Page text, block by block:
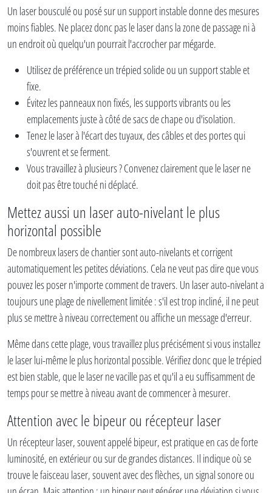
Un laser bousculé ou posé sur un support instable donne des mesures
moins fiables. Ne placez donc pas le laser dans la zone de passage ni à
un endroit où quelqu'un pourrait l'accrocher par mégarde.
Utilisez de préférence un trépied solide ou un support stable et
fixe.
Évitez les panneaux non fixés, les supports vibrants ou les
emplacements juste à côté de sacs de chape ou d'isolation.
Tenez le laser à l'écart des tuyaux, des câbles et des portes qui
s'ouvrent et se ferment.
Vous travaillez à plusieurs ? Convenez clairement que le laser ne
doit pas être touché ni déplacé.
Mettez aussi un laser auto-nivelant le plus
horizontal possible
De nombreux lasers de chantier sont auto-nivelants et corrigent
automatiquement les petites déviations. Cela ne veut pas dire que vous
pouvez les poser n'importe comment de travers. Un laser auto-nivelant a
toujours une plage de nivellement limitée : s'il est trop incliné, il ne peut
plus se mettre à niveau correctement ou affiche un message d'erreur.
Même dans cette plage, vous travaillez plus précisément si vous installez
le laser lui-même le plus horizontal possible. Vérifiez donc que le trépied
est bien stable, que le laser ne vacille pas et qu'il a eu suffisamment de
temps pour se mettre à niveau avant de commencer à mesurer.
Attention avec le bipeur ou récepteur laser
Un récepteur laser, souvent appelé bipeur, est pratique en cas de forte
luminosité, en extérieur ou sur de grandes distances. Il indique où se
trouve le faisceau laser, souvent avec des flèches, un signal sonore ou